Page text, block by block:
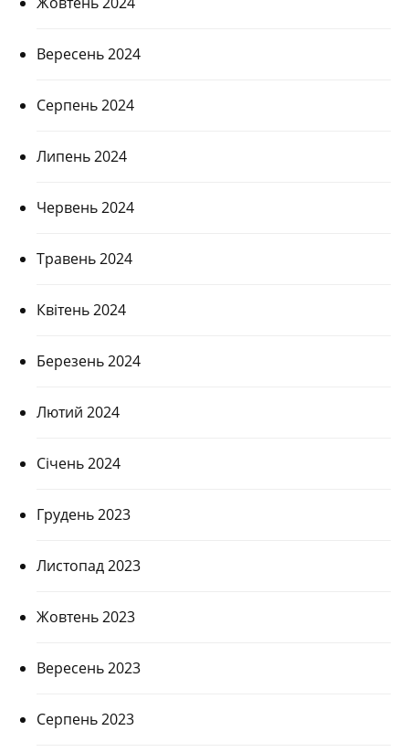
Вересень 2024
Серпень 2024
Липень 2024
Червень 2024
Травень 2024
Квітень 2024
Березень 2024
Лютий 2024
Січень 2024
Грудень 2023
Листопад 2023
Жовтень 2023
Вересень 2023
Серпень 2023